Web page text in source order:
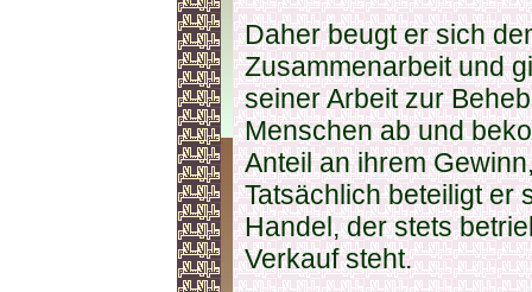
Daher beugt er sich
Zusammenarbeit und
seiner Arbeit zur
Menschen ab und
Anteil an ihrem
Tatsächlich beteiligt er
Handel, der stets
Verkauf steht.